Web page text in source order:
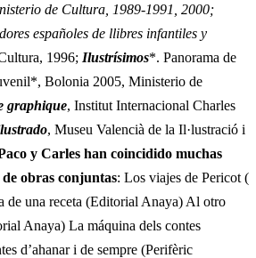
de Cultura, 1989-1991, 2000;
españoles de llibres infantiles y
1996; Ilustrísimos*. Panorama de
Bolonia 2005, Ministerio de
graphique, Institut Internacional Charles
, Museu Valencià de la Il·lustració i
y Carles han coincidido muchas
obras conjuntas: Los viajes de Pericot (
de una receta (Editorial Anaya) Al otro
Anaya) La máquina dels contes
d’ahanar i de sempre (Perifèric